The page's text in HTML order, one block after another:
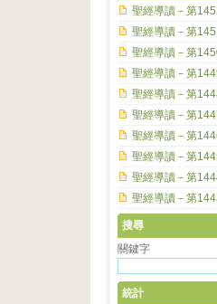
聖經導讀－第
聖經導讀－第
聖經導讀－第
聖經導讀－第
聖經導讀－第
聖經導讀－第
聖經導讀－第
聖經導讀－第
聖經導讀－第
聖經導讀－第
搜尋
關鍵字
統計